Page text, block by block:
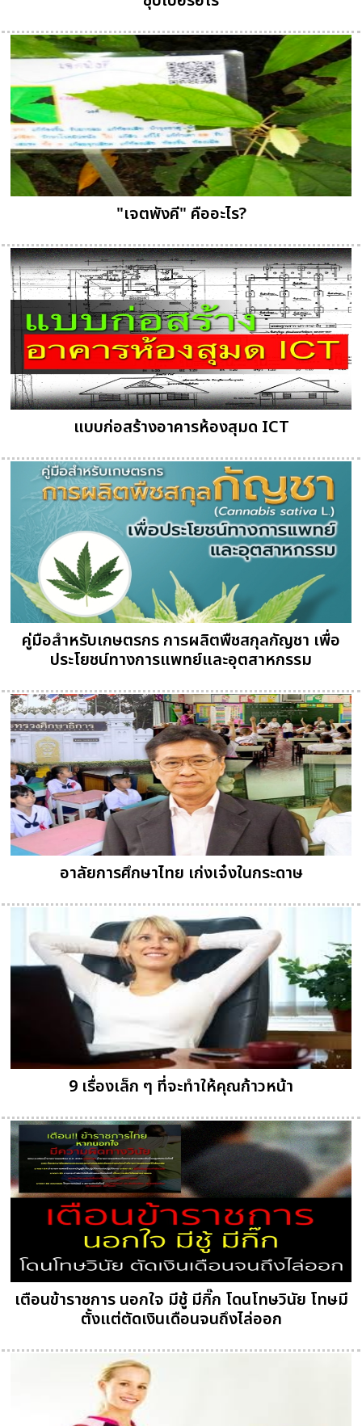
"เจตพังคี" คืออะไร?
แบบก่อสร้างอาคารห้องสุมด ICT
คู่มือสำหรับเกษตรกร การผลิตพืชสกุลกัญชา เพื่อ
ประโยชน์ทางการแพทย์และอุตสาหกรรม
อาลัยการศึกษาไทย เก่งเจ๋งในกระดาษ
9 เรื่องเล็ก ๆ ที่จะทำให้คุณก้าวหน้า
เตือนข้าราชการ นอกใจ มีชู้ มีกิ๊ก โดนโทษวินัย โทษมี
ตั้งแต่ตัดเงินเดือนจนถึงไล่ออก